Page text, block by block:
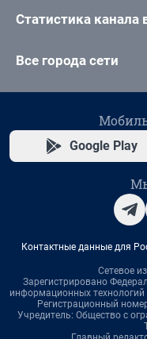
Статистика канала
Все города сети
Google Play
Контактные данные для
Сетевое
Зарегистрировано
информационных
Регистрационный
Учредитель: Общество с